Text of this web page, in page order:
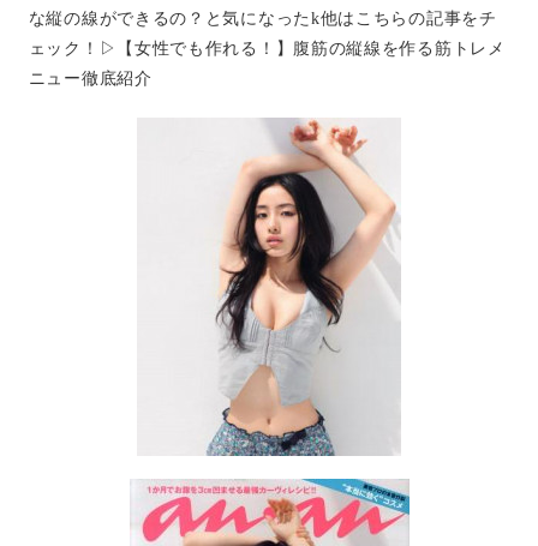
な縦の線ができるの？と気になったk他はこちらの記事をチ
ェック！▷【女性でも作れる！】腹筋の縦線を作る筋トレメ
ニュー徹底紹介